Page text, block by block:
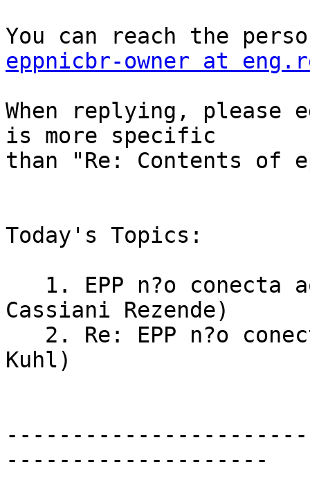
eppnicbr-owner at
When replying,
is more specific
than "Re: Contents of
Today's Topics:
Cassiani Rezende)
Kuhl)
--------------------